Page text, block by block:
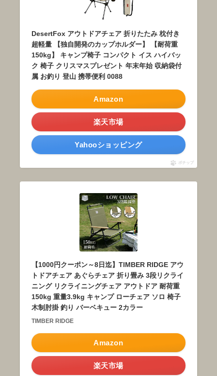
DesertFox アウトドアチェア 折りたたみ 枕付き
超軽量 【独自開発のカップホルダー】 【耐荷重
150kg】 キャンプ椅子 コンパクト イス ハイバッ
ク 椅子 クリスマスプレゼント 年末年始 収納袋付
属 お釣り 登山 携帯便利 0088
Amazon
楽天市場
Yahooショッピング
ポチップ
【1000円クーポン～8日迄】TIMBER RIDGE アウ
トドアチェア あぐらチェア 折り畳み 3段リクライ
ニング リクライニングチェア アウトドア 耐荷重
150kg 重量3.9kg キャンプ ローチェア ソロ 椅子
木制肘掛 釣り バーベキュー 2カラー
TIMBER RIDGE
Amazon
楽天市場